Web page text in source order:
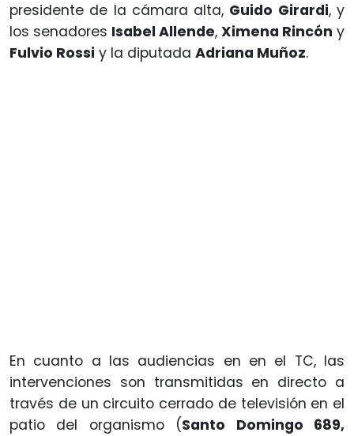
presidente de la cámara alta, Guido Girardi, y
los senadores Isabel Allende, Ximena Rincón y
Fulvio Rossi y la diputada Adriana Muñoz.
En cuanto a las audiencias en en el TC, las
intervenciones son transmitidas en directo a
través de un circuito cerrado de televisión en el
patio del organismo (Santo Domingo 689,